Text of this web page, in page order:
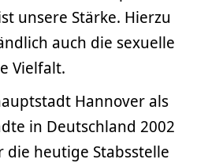
unsere Stärke. Hierzu
auch die sexuelle
Vielfalt.
Hannover als
in Deutschland 2002
heutige Stabsstelle